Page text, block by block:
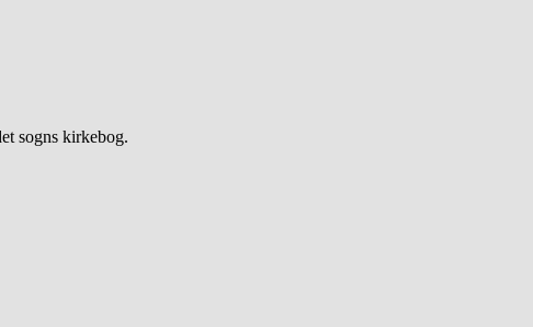
sogns kirkebog.